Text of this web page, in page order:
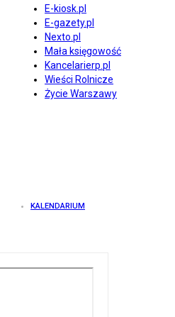
E-kiosk.pl
E-gazety.pl
Nexto.pl
Mała księgowość
Kancelarierp.pl
Wieści Rolnicze
Życie Warszawy
KALENDARIUM